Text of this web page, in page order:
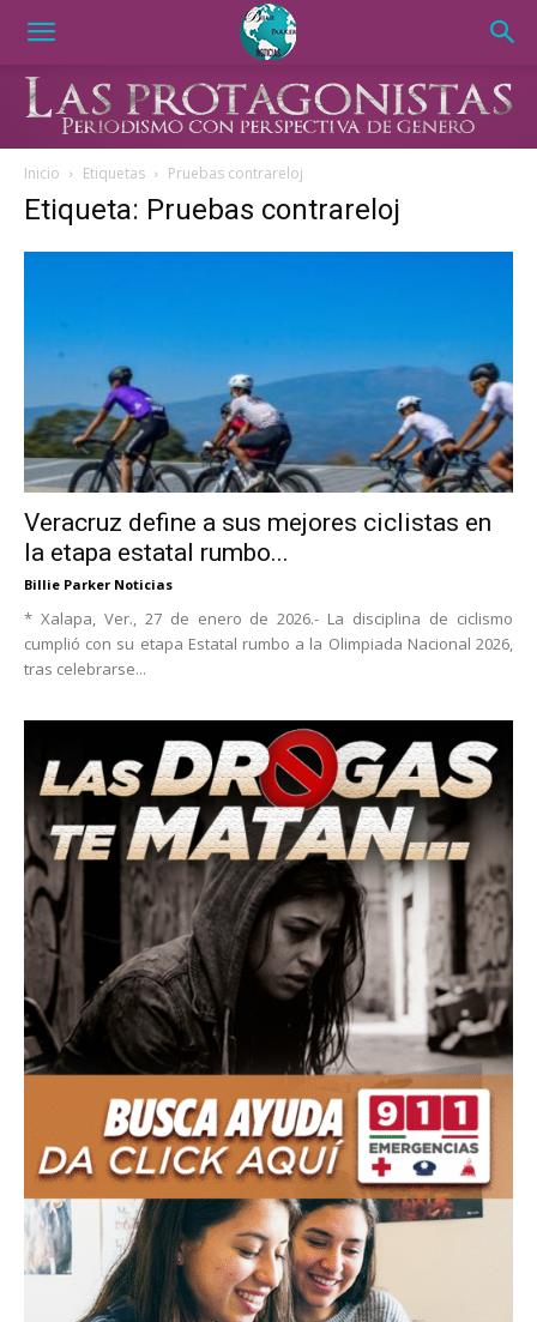
Inicio Etiquetas Pruebas contrareloj
Etiqueta: Pruebas contrareloj
Veracruz define a sus mejores ciclistas en
la etapa estatal rumbo...
Billie Parker Noticias
* Xalapa, Ver., 27 de enero de 2026.- La disciplina de ciclismo
cumplió con su etapa Estatal rumbo a la Olimpiada Nacional 2026,
tras celebrarse...